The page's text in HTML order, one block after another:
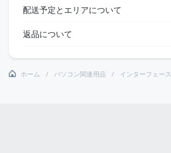
配送予定とエリアについて
返品について
ホーム パソコン関連用品 インターフェース